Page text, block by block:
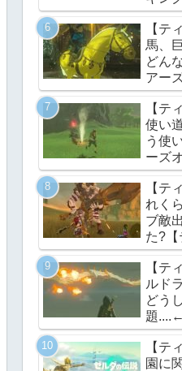
【テ
馬、
どん
アー
【テ
使い
う使
ーズ
【テ
れく
ブ敵
た?【
ング
【テ
ルド
どう
題
【テ
園に